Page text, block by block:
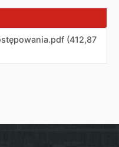
.pdf (412,87